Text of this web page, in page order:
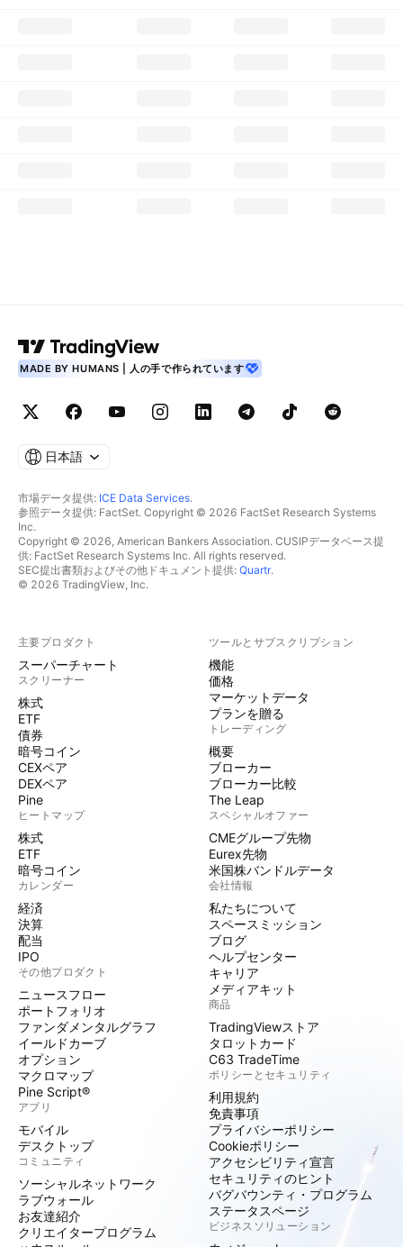
MADE BY HUMANS | 人の手で作られています
日本語
市場データ提供: ICE Data Services.
参照データ提供: FactSet. Copyright © 2026 FactSet Research Systems
Inc.
Copyright © 2026, American Bankers Association. CUSIPデータベース提
供: FactSet Research Systems Inc. All rights reserved.
SEC提出書類およびその他ドキュメント提供: Quartr.
© 2026 TradingView, Inc.
主要プロダクト
スーパーチャート
スクリーナー
株式
ETF
債券
暗号コイン
CEXペア
DEXペア
Pine
ヒートマップ
株式
ETF
暗号コイン
カレンダー
経済
決算
配当
IPO
その他プロダクト
ニュースフロー
ポートフォリオ
ファンダメンタルグラフ
イールドカーブ
オプション
マクロマップ
Pine Script®
アプリ
モバイル
デスクトップ
コミュニティ
ソーシャルネットワーク
ラブウォール
お友達紹介
クリエイタープログラム
ツールとサブスクリプション
機能
価格
マーケットデータ
プランを贈る
トレーディング
概要
ブローカー
ブローカー比較
The Leap
スペシャルオファー
CMEグループ先物
Eurex先物
米国株バンドルデータ
会社情報
私たちについて
スペースミッション
ブログ
ヘルプセンター
キャリア
メディアキット
商品
TradingViewストア
タロットカード
C63 TradeTime
ポリシーとセキュリティ
利用規約
免責事項
プライバシーポリシー
Cookieポリシー
アクセシビリティ宣言
セキュリティのヒント
バグバウンティ・プログラム
ステータスページ
ビジネスソリューション